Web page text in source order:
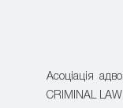
Асоціація
CRIMINAL